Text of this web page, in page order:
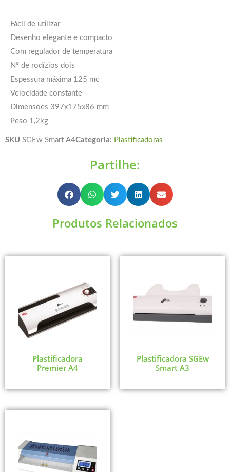
Fácil de utilizar
Desenho elegante e compacto
Com regulador de temperatura
Nº de rodízios dois
Espessura máxima 125 mc
Velocidade constante
Dimensões 397x175x86 mm
Peso 1,2kg
SKU SGEw Smart A4Categoria: Plastificadoras
Partilhe:
Produtos Relacionados
Plastificadora
Premier A4
Plastificadora SGEw
Smart A3